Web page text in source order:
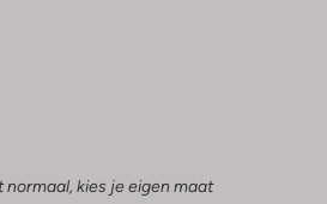
normaal, kies je eigen maat